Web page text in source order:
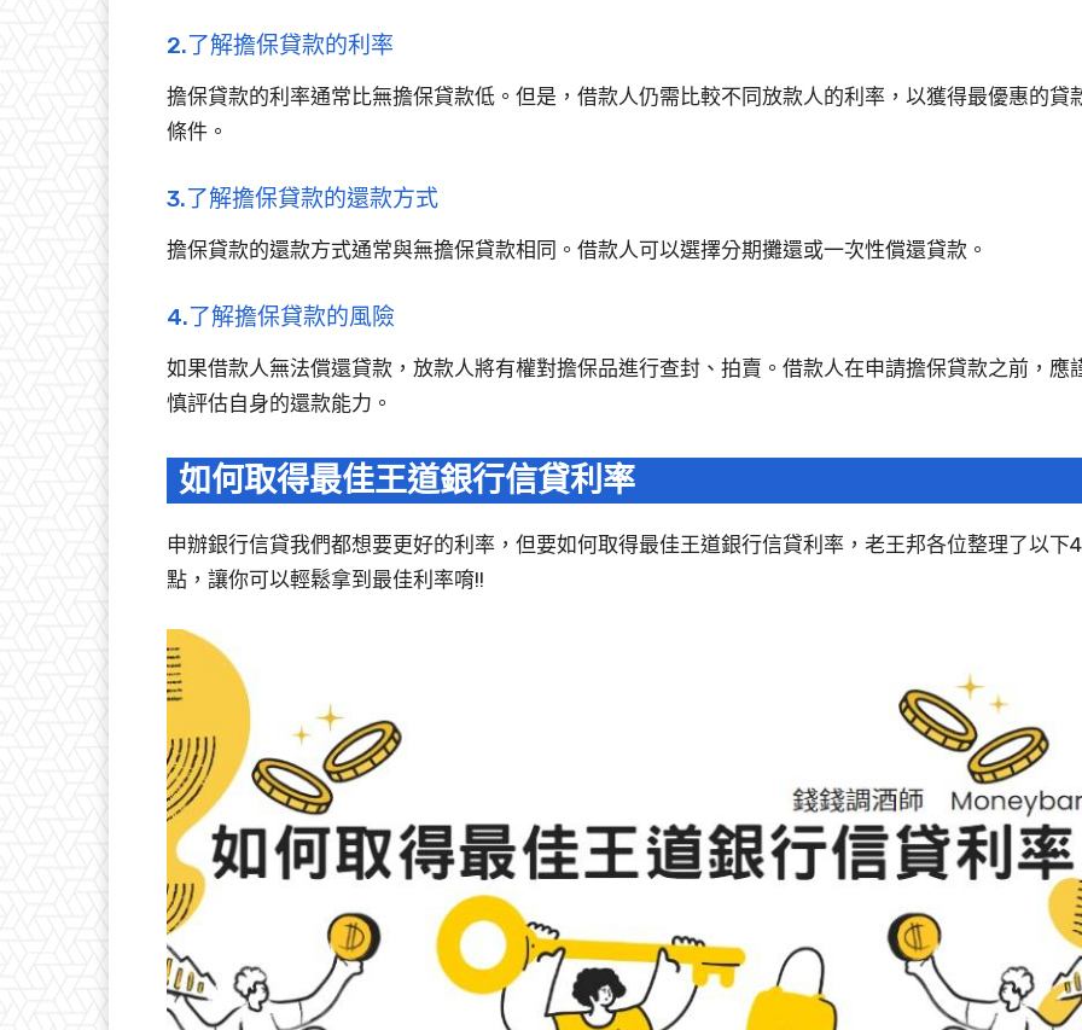
2.了解擔保貸款的利率
擔保貸款的利率通常比無擔保貸款低。但是，借款人仍需比較不同放款人的利率，以獲得最優惠的貸
條件。
3.了解擔保貸款的還款方式
擔保貸款的還款方式通常與無擔保貸款相同。借款人可以選擇分期攤還或一次性償還貸款。
4.了解擔保貸款的風險
如果借款人無法償還貸款，放款人將有權對擔保品進行查封、拍賣。借款人在申請擔保貸款之前，應
慎評估自身的還款能力。
如何取得最佳王道銀行信貸利率
申辦銀行信貸我們都想要更好的利率，但要如何取得最佳王道銀行信貸利率，老王邦各位整理了以下4
點，讓你可以輕鬆拿到最佳利率唷!!